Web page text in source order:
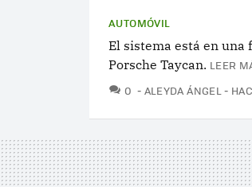
AUTOMÓVIL
El sistema está en una
Porsche Taycan. LEER
0 COMENTARIOS
ALEYDA ÁNGEL